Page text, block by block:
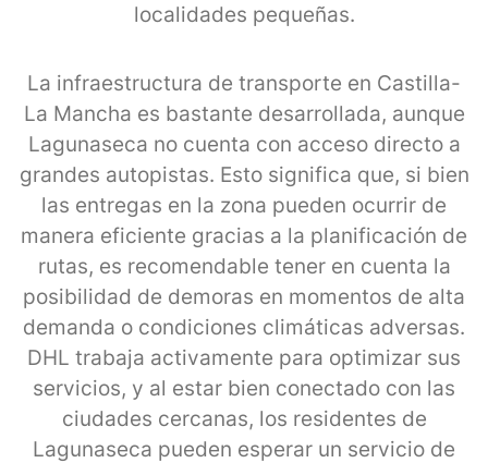
localidades pequeñas.
La infraestructura de transporte en Castilla-
La Mancha es bastante desarrollada, aunque
Lagunaseca no cuenta con acceso directo a
grandes autopistas. Esto significa que, si bien
las entregas en la zona pueden ocurrir de
manera eficiente gracias a la planificación de
rutas, es recomendable tener en cuenta la
posibilidad de demoras en momentos de alta
demanda o condiciones climáticas adversas.
DHL trabaja activamente para optimizar sus
servicios, y al estar bien conectado con las
ciudades cercanas, los residentes de
Lagunaseca pueden esperar un servicio de